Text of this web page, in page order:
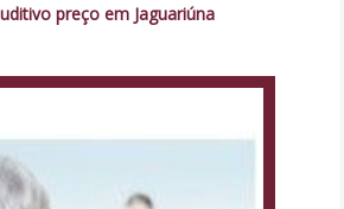
preço em Jaguariúna